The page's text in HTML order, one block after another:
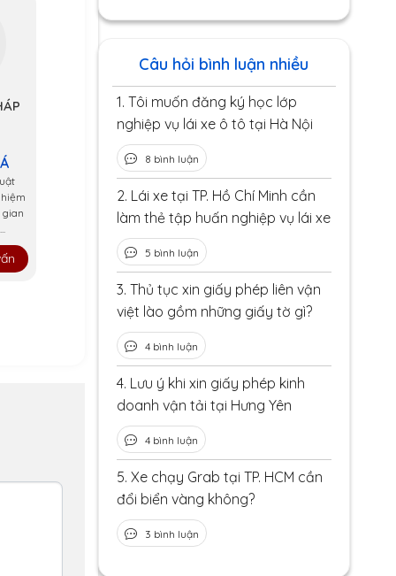
gian
Câu hỏi bình luận nhiều
1. Tôi muốn đăng ký học lớp
nghiệp vụ lái xe ô tô tại Hà Nội
8 bình luận
2. Lái xe tại TP. Hồ Chí Minh cần
làm thẻ tập huấn nghiệp vụ lái xe
5 bình luận
3. Thủ tục xin giấy phép liên vận
việt lào gồm những giấy tờ gì?
4 bình luận
4. Lưu ý khi xin giấy phép kinh
doanh vận tải tại Hưng Yên
4 bình luận
5. Xe chạy Grab tại TP. HCM cần
đổi biển vàng không?
3 bình luận